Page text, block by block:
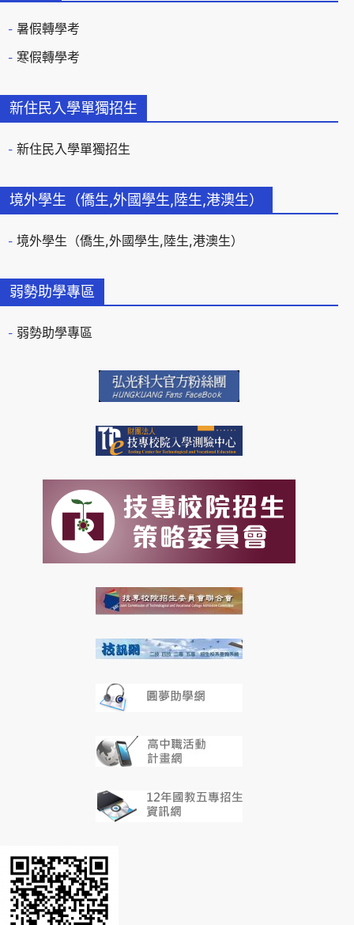
暑假轉學考
寒假轉學考
新住民入學單獨招生
新住民入學單獨招生
境外學生（僑生,外國學生,陸生,港澳生）
境外學生（僑生,外國學生,陸生,港澳生）
弱勢助學專區
弱勢助學專區